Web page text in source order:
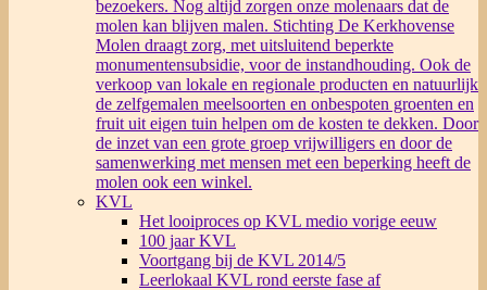
bezoekers. Nog altijd zorgen onze molenaars dat de
molen kan blijven malen. Stichting De Kerkhovense
Molen draagt zorg, met uitsluitend beperkte
monumentensubsidie, voor de instandhouding. Ook de
verkoop van lokale en regionale producten en natuurlijk
de zelfgemalen meelsoorten en onbespoten groenten en
fruit uit eigen tuin helpen om de kosten te dekken. Door
de inzet van een grote groep vrijwilligers en door de
samenwerking met mensen met een beperking heeft de
molen ook een winkel.
KVL
Het looiproces op KVL medio vorige eeuw
100 jaar KVL
Voortgang bij de KVL 2014/5
Leerlokaal KVL rond eerste fase af